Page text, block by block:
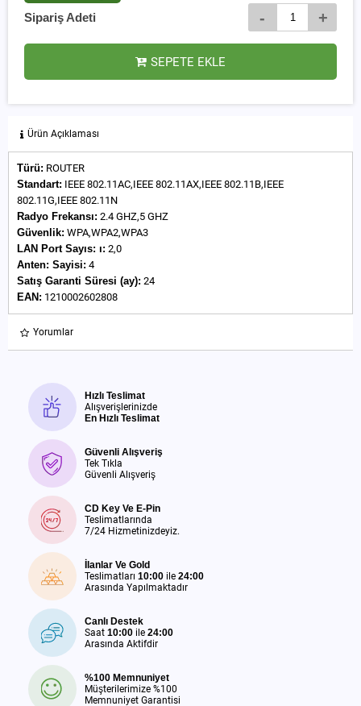
Sipariş Adeti - +
SEPETE EKLE
Ürün Açıklaması
Türü: ROUTER
Standart: IEEE 802.11AC,IEEE 802.11AX,IEEE 802.11B,IEEE
802.11G,IEEE 802.11N
Radyo Frekansı: 2.4 GHZ,5 GHZ
Güvenlik: WPA,WPA2,WPA3
LAN Port Sayıs: ı: 2,0
Anten: Sayisi: 4
Satış Garanti Süresi (ay): 24
EAN: 1210002602808
Yorumlar
Hızlı Teslimat
Alışverişlerinizde
En Hızlı Teslimat
Güvenli Alışveriş
Tek Tıkla
Güvenli Alışveriş
CD Key Ve E-Pin
Teslimatlarında
7/24 Hizmetinizdeyiz.
İlanlar Ve Gold
Teslimatları 10:00 ile 24:00
Arasında Yapılmaktadır
Canlı Destek
Saat 10:00 ile 24:00
Arasında Aktifdir
%100 Memnuniyet
Müşterilerimize %100
Memnuniyet Garantisi